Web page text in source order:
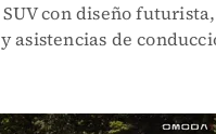
SUV con diseño futurista,
asistencias de